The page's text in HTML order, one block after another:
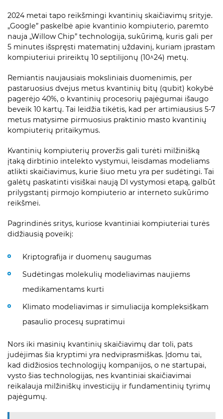
2024 metai tapo reikšmingi kvantinių skaičiavimų srityje.
„Google” paskelbė apie kvantinio kompiuterio, paremto
nauja „Willow Chip” technologija, sukūrimą, kuris gali per
5 minutes išspręsti matematinį uždavinį, kuriam įprastam
kompiuteriui prireiktų 10 septilijonų (10^24) metų.
Remiantis naujausiais moksliniais duomenimis, per
pastaruosius dvejus metus kvantinių bitų (qubit) kokybė
pagerėjo 40%, o kvantinių procesorių pajėgumai išaugo
beveik 10 kartų. Tai leidžia tikėtis, kad per artimiausius 5-7
metus matysime pirmuosius praktinio masto kvantinių
kompiuterių pritaikymus.
Kvantinių kompiuterių proveržis gali turėti milžinišką
įtaką dirbtinio intelekto vystymui, leisdamas modeliams
atlikti skaičiavimus, kurie šiuo metu yra per sudėtingi. Tai
galėtų paskatinti visiškai naują DI vystymosi etapą, galbūt
prilygstantį pirmojo kompiuterio ar interneto sukūrimo
reikšmei.
Pagrindinės sritys, kuriose kvantiniai kompiuteriai turės
didžiausią poveikį:
Kriptografija ir duomenų saugumas
Sudėtingas molekulių modeliavimas naujiems
medikamentams kurti
Klimato modeliavimas ir simuliacija kompleksiškam
pasaulio procesų supratimui
Nors iki masinių kvantinių skaičiavimų dar toli, pats
judėjimas šia kryptimi yra nedviprasmiškas. Įdomu tai,
kad didžiosios technologijų kompanijos, o ne startupai,
vysto šias technologijas, nes kvantiniai skaičiavimai
reikalauja milžiniškų investicijų ir fundamentinių tyrimų
pajėgumų.